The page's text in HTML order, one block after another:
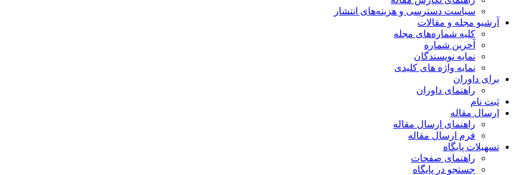
سیاست دسترسی و هزینه‌های انتشار
آرشیو مجله و مقالات
کلیه شماره‌های مجله
آخرین شماره
نمایه نویسندگان
نمایه واژه های کلیدی
برای داوران
راهنمای داوران
ثبت نام
ارسال مقاله
راهنمای ارسال مقاله
فرم ارسال مقاله
تسهیلات پایگاه
راهنمای صفحات
جستجو در پایگاه